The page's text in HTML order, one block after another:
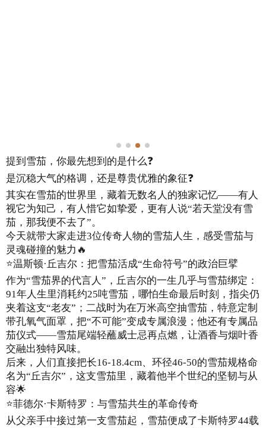
提到雪茄，你最先想到的是什么❓
是沉稳大气的格调，还是尊贵优雅的象征❓
其实在雪茄的世界里，藏着无数名人的独家记忆——有人
视它为知己，有人惜它如挚爱，更有人说“若天堂没有雪
茄，那我便不去了”。
今天就带大家走进3位传奇人物的雪茄人生，感受雪茄与
灵魂碰撞的魅力🔥
⭐温斯顿·丘吉尔：把雪茄活成“生命符号”的政治巨擘
作为“雪茄界的代言人”，丘吉尔的一生几乎与雪茄绑定：
91年人生里消耗约25吨雪茄，哪怕生命最后时刻，指尖仍
夹着这支“老友”；二战时为在万米高空抽雪茄，特意定制
带孔氧气面罩，把“不可能”变成专属浪漫；他还有专属品
茄仪式——雪茄尾端轻蘸威士忌再点燃，让酒香与烟叶香
交融出独特风味。
后来，人们直接把长16-18.4cm、环径46-50的雪茄规格命
名为“丘吉尔”，这支雪茄里，藏着他半个世纪的坚韧与从
容🌟
⭐菲德尔·卡斯特罗：与雪茄共生的革命传奇
从父亲手中接过第一支雪茄起，雪茄便成了卡斯特罗44载